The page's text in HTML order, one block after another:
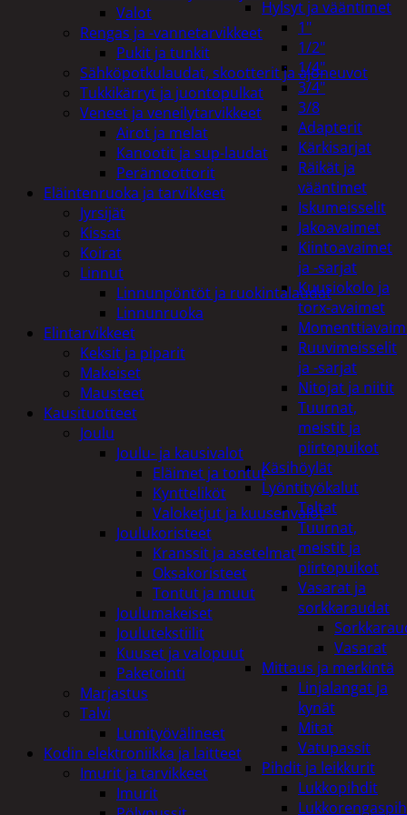
Hylsyt ja vääntimet
1"
1/2"
1/4"
3/4"
3/8
Adapterit
Kärkisarjat
Räikät ja
vääntimet
Iskumeisselit
Jakoavaimet
Kiintoavaimet
ja -sarjat
Kuusiokolo ja
torx-avaimet
Ruuvimeisselit
ja -sarjat
Nitojat ja niitit
Tuurnat,
meistit ja
piirtopuikot
Käsihöylät
Lyöntityökalut
Taltat
Tuurnat,
meistit ja
piirtopuikot
Vasarat ja
sorkkaraudat
Vasarat
Mittaus ja merkintä
Linjalangat ja
kynät
Mitat
Vatupassit
Pihdit ja leikkurit
Lukkopihdit
Valot
Rengas ja -vannetarvikkeet
Pukit ja tunkit
Sähköpotkulaudat, skootterit ja ajoneuvot
Tukkikärryt ja juontopulkat
Veneet ja veneilytarvikkeet
Airot ja melat
Kanootit ja sup-laudat
Perämoottorit
Eläintenruoka ja tarvikkeet
Jyrsijät
Kissat
Koirat
Linnut
Linnunpöntöt ja ruokintalaudat
Linnunruoka
Elintarvikkeet
Keksit ja piparit
Makeiset
Mausteet
Kausituotteet
Joulu
Joulu- ja kausivalot
Eläimet ja tontut
Kyntteliköt
Valoketjut ja kuusenvalot
Joulukoristeet
Kranssit ja asetelmat
Oksakoristeet
Tontut ja muut
Joulumakeiset
Joulutekstiilit
Kuuset ja valopuut
Paketointi
Marjastus
Talvi
Lumityövälineet
Kodin elektroniikka ja laitteet
Imurit ja tarvikkeet
Imurit